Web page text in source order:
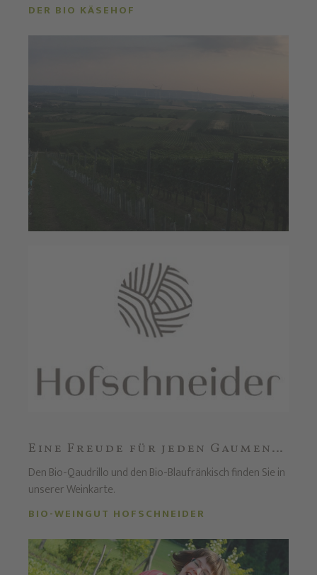
DER BIO KÄSEHOF
Eine Freude für jeden Gaumen…
Den Bio-Qaudrillo und den Bio-Blaufränkisch finden Sie in
unserer Weinkarte.
BIO-WEINGUT HOFSCHNEIDER